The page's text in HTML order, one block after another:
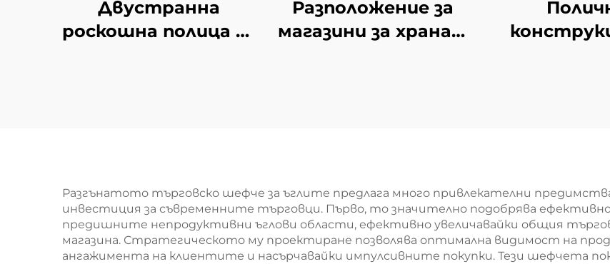
Двустранна
роскошна полица за
Разположение за
магазини за храна и
Разгънатото търговско шефче за ъглите предлага много привлекателни
инвестиция за съвременните търговци. Първо, то значително подобрява
предишните непродуктивни ъглови области, ефективно увеличавайки общия
магазина. Стратегическото му проектиране позволява оптимална видимост на
ангажимента на клиентите и насърчавайки импулсивните покупки. Тези шефчета